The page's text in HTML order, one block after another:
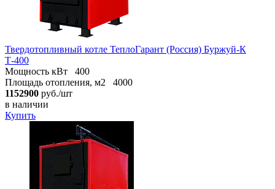
Твердотопливный котле ТеплоГарант (Россия) Буржуй-К
Т-400
Мощность кВт
400
Площадь отопления, м2
4000
1152900 руб./шт
в наличии
Купить